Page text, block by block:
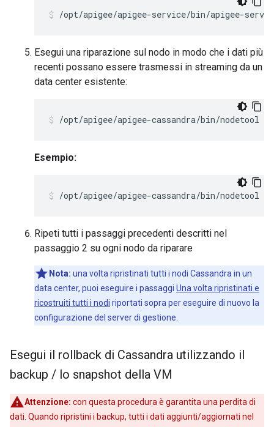
/opt/apigee/apigee-service/bin/apigee-
Esegui una riparazione sul nodo in modo che i dati più
recenti possano essere trasmessi in streaming da un
data center esistente:
/opt/apigee/apigee-cassandra/bin/nodetool
Esempio:
/opt/apigee/apigee-cassandra/bin/nodetool
Ripeti tutti i passaggi precedenti descritti nel
passaggio 2 su ogni nodo da riparare
Nota: una volta ripristinati tutti i nodi Cassandra in un
data center, puoi eseguire i passaggi Una volta ripristinati e
ricostruiti tutti i nodi riportati sopra per eseguire di nuovo la
configurazione del server di gestione.
Esegui il rollback di Cassandra utilizzando il
backup / lo snapshot della VM
Attenzione: con questa procedura è garantita una perdita di
dati. Quando ripristini i backup, tutti i dati aggiunti/aggiornati nel